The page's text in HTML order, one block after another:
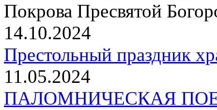
Покрова Пресвятой
14.10.2024
Престольный праздник
11.05.2024
ПАЛОМНИЧЕСКАЯ